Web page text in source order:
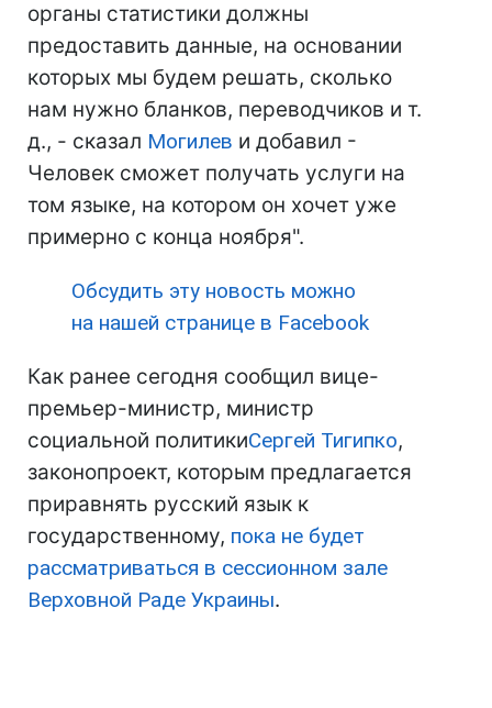
органы статистики должны
предоставить данные, на основании
которых мы будем решать, сколько
нам нужно бланков, переводчиков и т.
д., - сказал Могилев и добавил -
Человек сможет получать услуги на
том языке, на котором он хочет уже
примерно с конца ноября".
Обсудить эту новость можно
на нашей странице в Facebook
Как ранее сегодня сообщил вице-
премьер-министр, министр
социальной политикиСергей Тигипко,
законопроект, которым предлагается
приравнять русский язык к
государственному, пока не будет
рассматриваться в сессионном зале
Верховной Раде Украины.